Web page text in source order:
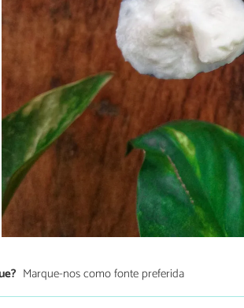
Marque-nos como fonte preferida